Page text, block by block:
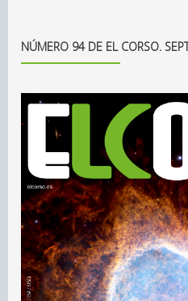
NÚMERO 94 DE EL CORSO.